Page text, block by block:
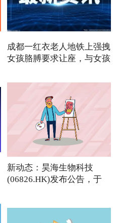
成都一红衣老人地铁上强拽
女孩胳膊要求让座，与女孩
新动态：昊海生物科技
(06826.HK)发布公告，于